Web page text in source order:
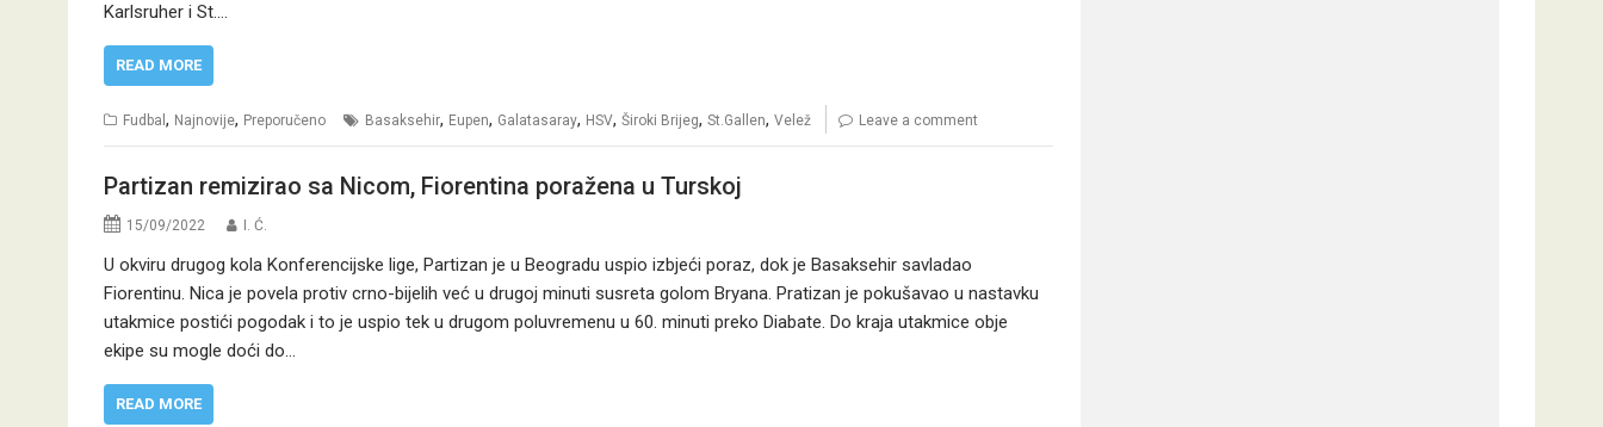
Karlsruher i St.…
READ MORE
Fudbal , Najnovije, Preporučeno Basaksehir, Eupen, Galatasaray, HSV, Široki Brijeg, St.Gallen, Velež Leave a comment
Partizan remizirao sa Nicom, Fiorentina poražena u Turskoj
15/09/2022 I. Ć.
U okviru drugog kola Konferencijske lige, Partizan je u Beogradu uspio izbjeći poraz, dok je Basaksehir savladao
Fiorentinu. Nica je povela protiv crno-bijelih već u drugoj minuti susreta golom Bryana. Pratizan je pokušavao u nastavku
utakmice postići pogodak i to je uspio tek u drugom poluvremenu u 60. minuti preko Diabate. Do kraja utakmice obje
ekipe su mogle doći do…
READ MORE